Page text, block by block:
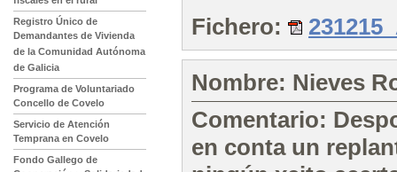
Registro Único de
Demandantes de Vivienda
de la Comunidad Autónoma
de Galicia
Programa de Voluntariado
Concello de Covelo
Servicio de Atención
Temprana en Covelo
Fondo Gallego de
Fichero:
Nombre: Nieves
Comentario:
en conta un